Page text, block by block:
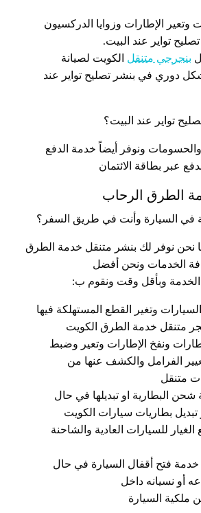
الإطارات وزوايا الدركسيون
تواير عند البيت.
بنجرجي متنقل الكويت لصيانة
بشكل دوري في بنشر تصليح تواير عند
تواير عند البيت؟
والحسومات ونوفر أيضاً خدمة الدفع
عبر بطاقة الائتمان
الطرق الرحاب
السيارة وأنت في طريق السفر؟
نحن نوفر لك بنشر متنقل خدمة الطرق
الخدمات ونحن أفضل
وبأقل وقت ونقوم ب:
وتغير القطع المستهلكة فيها
متنقل خدمة الطرق الكويت
ونفخ الإطارات وتعير وضبط
الفرامل والكشف عنها من
متنقل
البطارية او تبديلها في حال
بطاريات سيارات الكويت
للسيارات العادية والشاحنة
خدمة فتح أقفال السيارة في حال
أو نسيانه داخل
ملكية السيارة